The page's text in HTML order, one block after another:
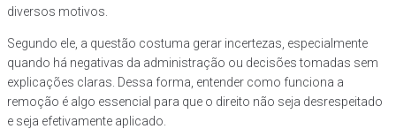
diversos motivos.
Segundo ele, a questão costuma gerar incertezas, especialmente
quando há negativas da administração ou decisões tomadas sem
explicações claras. Dessa forma, entender como funciona a
remoção é algo essencial para que o direito não seja desrespeitado
e seja efetivamente aplicado.